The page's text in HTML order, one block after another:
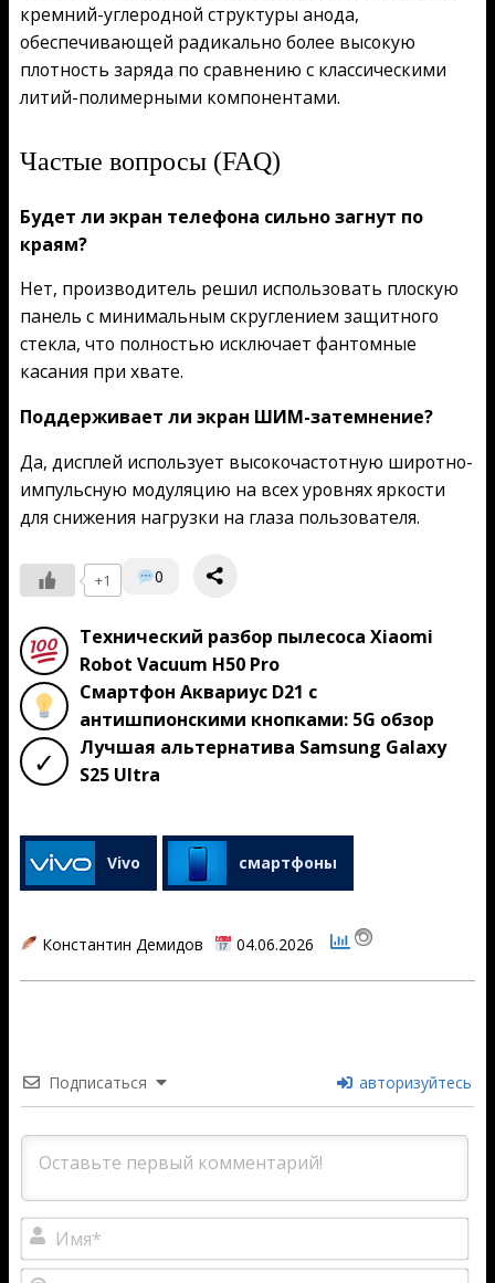
кремний-углеродной структуры анода,
обеспечивающей радикально более высокую
плотность заряда по сравнению с классическими
литий-полимерными компонентами.
Частые вопросы (FAQ)
Будет ли экран телефона сильно загнут по
краям?
Нет, производитель решил использовать плоскую
панель с минимальным скруглением защитного
стекла, что полностью исключает фантомные
касания при хвате.
Поддерживает ли экран ШИМ-затемнение?
Да, дисплей использует высокочастотную широтно-
импульсную модуляцию на всех уровнях яркости
для снижения нагрузки на глаза пользователя.
+1 0
Технический разбор пылесоса Xiaomi
Robot Vacuum H50 Pro
Смартфон Аквариус D21 с
антишпионскими кнопками: 5G обзор
✓
Лучшая альтернатива Samsung Galaxy
S25 Ultra
Vivo смартфоны
Константин Демидов 04.06.2026
Подписаться
авторизуйтесь